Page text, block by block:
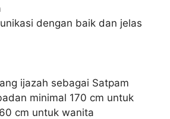
dengan baik dan jelas
ijazah sebagai Satpam
minimal 170 cm untuk
cm untuk wanita